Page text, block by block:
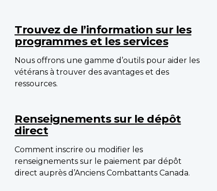
Trouvez de l’information sur les
programmes et les services
Nous offrons une gamme d’outils pour aider les
vétérans à trouver des avantages et des
ressources.
Renseignements sur le dépôt
direct
Comment inscrire ou modifier les
renseignements sur le paiement par dépôt
direct auprès d’Anciens Combattants Canada.